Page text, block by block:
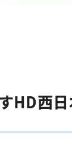
HD西